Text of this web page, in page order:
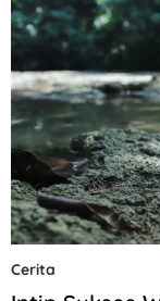
Cerita